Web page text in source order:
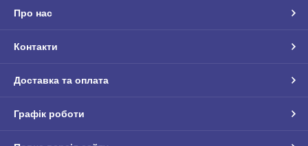
Про нас
Контакти
Доставка та оплата
Графік роботи